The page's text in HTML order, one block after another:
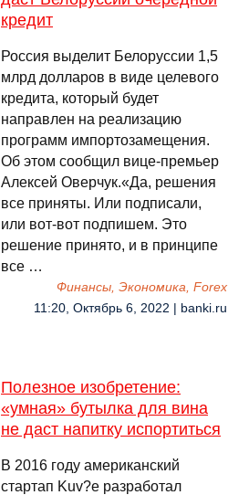
кредит
Россия выделит Белоруссии 1,5
млрд долларов в виде целевого
кредита, который будет
направлен на реализацию
программ импортозамещения.
Об этом сообщил вице-премьер
Алексей Оверчук.«Да, решения
все приняты. Или подписали,
или вот-вот подпишем. Это
решение принято, и в принципе
все …
Финансы, Экономика, Forex
11:20, Октябрь 6, 2022 | banki.ru
Полезное изобретение:
«умная» бутылка для вина
не даст напитку испортиться
В 2016 году американский
стартап Kuv?e разработал